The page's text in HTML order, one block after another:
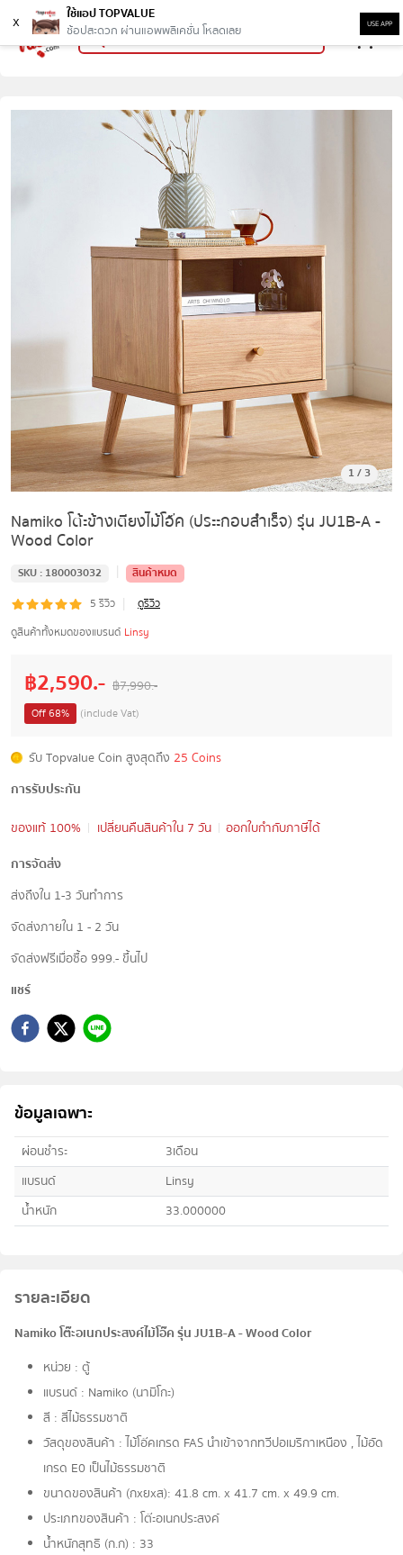
x
ใช้แอป TOPVALUE
ช้อปสะดวก ผ่านแอพพลิเคชั่น โหลดเลย
USE APP
1 / 3
Namiko โต้ะข้างเตียงไม้โอ๊ค (ประะกอบสำเร็จ) รุ่น JU1B-A -
Wood Color
SKU : 180003032 |
สินค้าหมด
5 รีวิว |
ดูรีวิว
ดูสินค้าทั้งหมดของแบรนด์ Linsy
฿2,590.- ฿7,990.-
Off68% (include Vat)
รับ Topvalue Coin สูงสุดถึง 25 Coins
การรับประกัน
ของแท้ 100%
เปลี่ยนคืนสินค้าใน 7 วัน
ออกใบกำกับภาษีได้
การจัดส่ง
ส่งถึงใน 1-3 วันทำการ
จัดส่งภายใน 1 - 2 วัน
จัดส่งฟรีเมื่อซื้อ 999.- ขึ้นไป
แชร์
ข้อมูลเฉพาะ
ผ่อนชำระ
3เดือน
แบรนด์
Linsy
น้ำหนัก
33.000000
รายละเอียด
Namiko โต๊ะอเนกประสงค์ไม้โอ๊ค รุ่น JU1B-A - Wood Color
หน่วย : ตู้
แบรนด์ : Namiko (นามิโกะ)
สี : สีไม้ธรรมชาติ
วัสดุของสินค้า : ไม้โอ๊คเกรด FAS นำเข้าจากทวีปอเมริกาเหนือง , ไม้อัด
เกรด E0 เป็นไม้ธรรมชาติ
ขนาดของสินค้า (กxยxส): 41.8 cm. x 41.7 cm. x 49.9 cm.
ประเภทของสินค้า : โต๊ะอเนกประสงค์
น้ำหนักสุทธิ (ก.ก) : 33